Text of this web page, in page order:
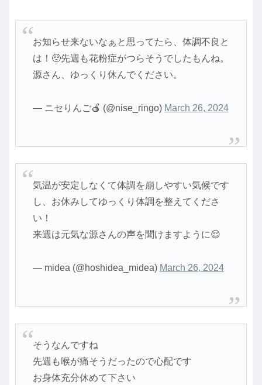
お知らせ来ないなぁと思ってたら、体調不良と
は！🥺先週も花粉症がつらそうでしたもんね。
源さん、ゆっくり休んでください。
— ニセりんご🍎 (@nise_ringo) March 26, 2024
気温が安定しなくて体調を崩しやすい気候です
し、お休みしてゆっくり体調を整えてくださ
い！
来週は元気な源さんの声を聞けますように😌
— midea (@hoshidea_midea) March 26, 2024
そうなんですね
先週も喉が痛そうだったので心配です
お身体充分休めて下さい